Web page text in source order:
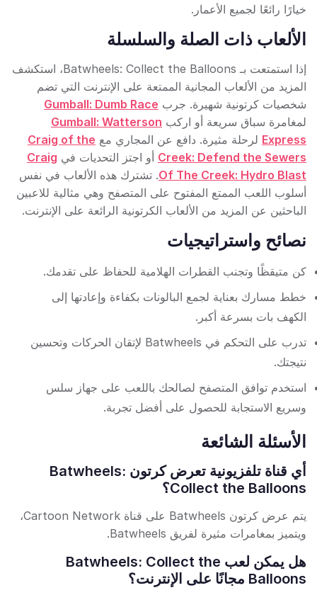
خيارًا رائعًا لجميع الأعمار.
الألعاب ذات الصلة والسلسلة
إذا استمتعت بـ Batwheels: Collect the Balloons، استكشف
المزيد من الألعاب المجانية الممتعة على الإنترنت التي تضم
شخصيات كرتونية شهيرة. جرب Gumball: Dumb Race
لمغامرة سباق سريعة أو اركب Gumball: Watterson
Express لرحلة مثيرة. دافع عن المجاري مع Craig of the
Creek: Defend the Sewers أو اجتز التحديات في Craig
Of The Creek: Hydro Blast. تشترك هذه الألعاب في نفس
أسلوب اللعب الممتع المفتوح على المتصفح وهي مثالية للاعبين
الباحثين عن المزيد من الألعاب الكرتونية الرائعة على الإنترنت.
نصائح واستراتيجيات
كن متيقظًا وتجنب القطرات الهلامية للحفاظ على تقدمك.
خطط مسارك بعناية لجمع البالونات بكفاءة وإعادتها إلى
الكهف بات بسرعة أكبر.
تدرب على التحكم في Batwheels لإتقان الحركات وتحسين
نتيجتك.
استخدم توافق المتصفح لصالحك باللعب على جهاز سلس
وسريع الاستجابة للحصول على أفضل تجربة.
الأسئلة الشائعة
أي قناة تلفزيونية تعرض كرتون Batwheels:
Collect the Balloons؟
يتم عرض كرتون Batwheels على قناة Cartoon Network،
ويتميز بمغامرات مثيرة لفريق Batwheels.
هل يمكن لعب Batwheels: Collect the
Balloons مجانًا على الإنترنت؟